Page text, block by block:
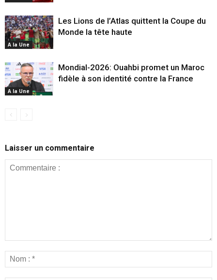
A la Une
Les Lions de l’Atlas quittent la Coupe du
Monde la tête haute
A la Une
Mondial-2026: Ouahbi promet un Maroc
fidèle à son identité contre la France
Laisser un commentaire